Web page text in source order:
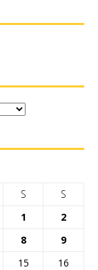
S
S
1
2
8
9
15
16